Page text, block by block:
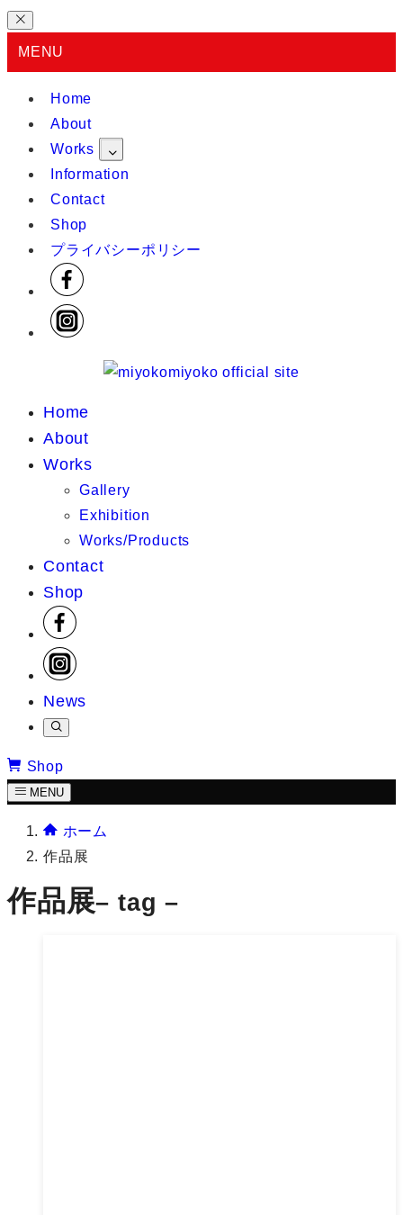
MENU
Home
About
Works
Information
Contact
Shop
プライバシーポリシー
Home
About
Works
Gallery
Exhibition
Works/Products
Contact
Shop
News
Shop
MENU
ホーム
作品展
作品展– tag –